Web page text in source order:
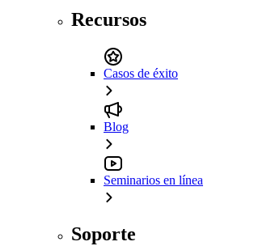
Recursos
Casos de éxito
Blog
Seminarios en línea
Soporte